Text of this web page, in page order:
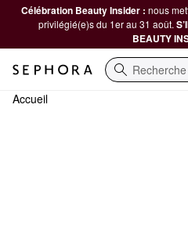
Célébration Beauty Insider : nous
privilégié(e)s du 1er au 31 août.
BEAUTY
Recherche
Accueil